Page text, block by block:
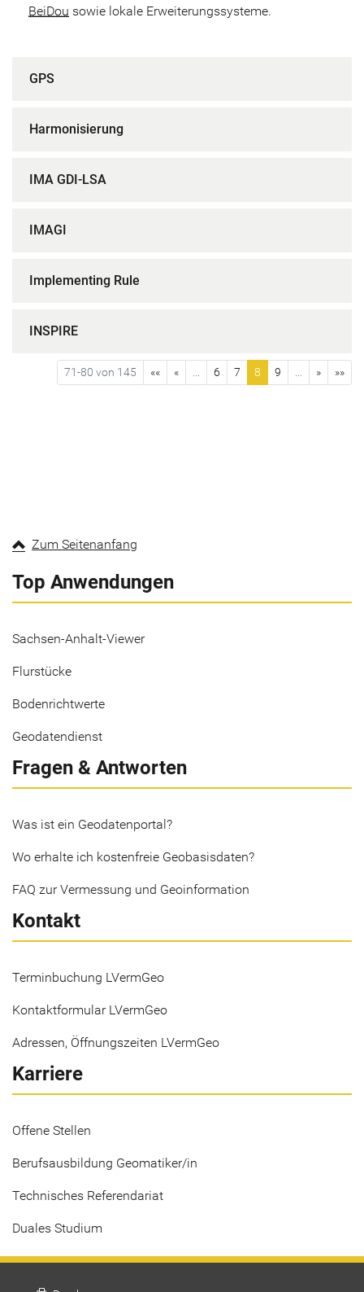
BeiDou sowie lokale Erweiterungssysteme.
GPS
Harmonisierung
IMA GDI-LSA
IMAGI
Implementing Rule
INSPIRE
71-80 von 145 «« « 6 7 8 9 » »»
Zum Seitenanfang
Top Anwendungen
Sachsen-Anhalt-Viewer
Flurstücke
Bodenrichtwerte
Geodatendienst
Fragen & Antworten
Was ist ein Geodatenportal?
Wo erhalte ich kostenfreie Geobasisdaten?
FAQ zur Vermessung und Geoinformation
Kontakt
Terminbuchung LVermGeo
Kontaktformular LVermGeo
Adressen, Öffnungszeiten LVermGeo
Karriere
Offene Stellen
Berufsausbildung Geomatiker/in
Technisches Referendariat
Duales Studium